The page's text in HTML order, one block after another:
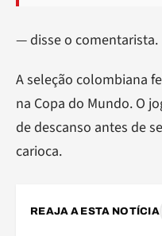
— disse o comentarista.
A seleção colombiana
na Copa do Mundo. O
de descanso antes de
carioca.
REAJA A ESTA NOTÍCIA